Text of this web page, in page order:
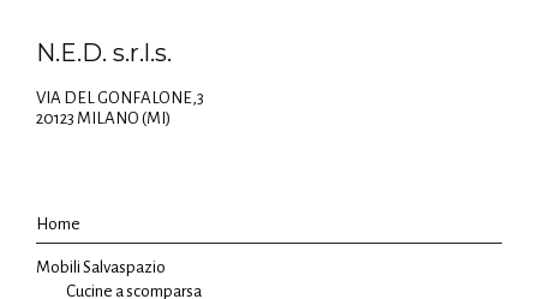
N.E.D. s.r.l.s.
VIA DEL GONFALONE,3
20123 MILANO (MI)
Home
Mobili Salvaspazio
Cucine a scomparsa